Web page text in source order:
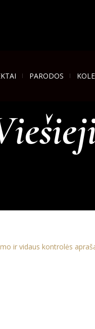
PARODOS
ir vidaus kontrolės